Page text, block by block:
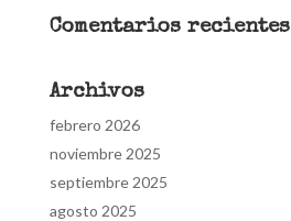
Comentarios recientes
Archivos
febrero 2026
noviembre 2025
septiembre 2025
agosto 2025